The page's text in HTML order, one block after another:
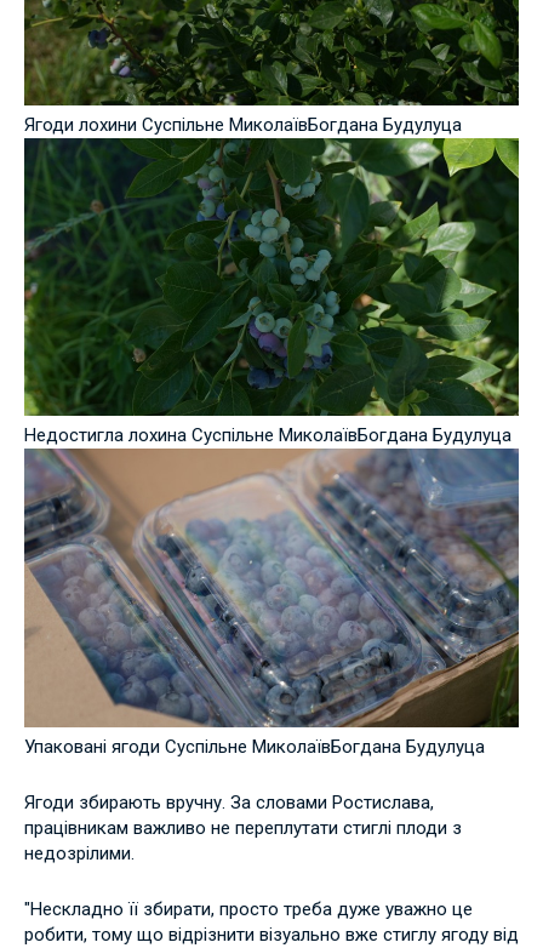
Ягоди лохини Суспільне МиколаївБогдана Будулуца
Недостигла лохина Суспільне МиколаївБогдана Будулуца
Упаковані ягоди Суспільне МиколаївБогдана Будулуца
Ягоди збирають вручну. За словами Ростислава,
працівникам важливо не переплутати стиглі плоди з
недозрілими.
"Нескладно її збирати, просто треба дуже уважно це
робити, тому що відрізнити візуально вже стиглу ягоду від